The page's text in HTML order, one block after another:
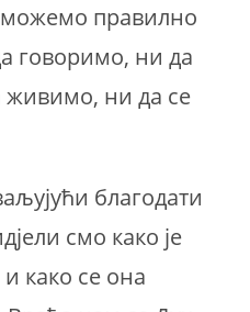
можемо правилно
говоримо, ни да
живимо, ни да се
благодати
смо како је
како се она